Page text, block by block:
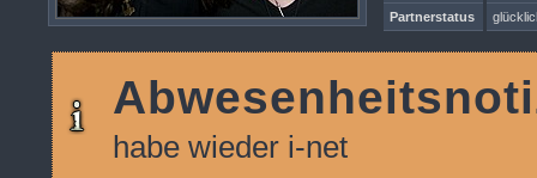
Partnerstatus
habe wieder i-net